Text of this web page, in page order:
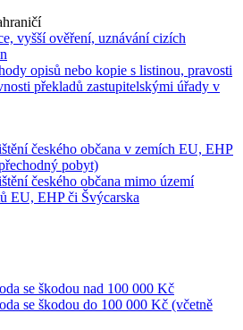
vyšší ověření, uznávání cizích
opisů nebo kopie s listinou, pravosti
překladů zastupitelskými úřady v
českého občana v zemích EU, EHP
pobyt)
českého občana mimo území
EU, EHP či Švýcarska
se škodou nad 100 000 Kč
se škodou do 100 000 Kč (včetně